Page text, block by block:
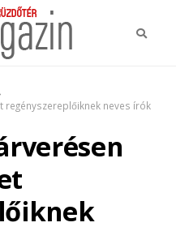
regényszereplőiknek neves írók